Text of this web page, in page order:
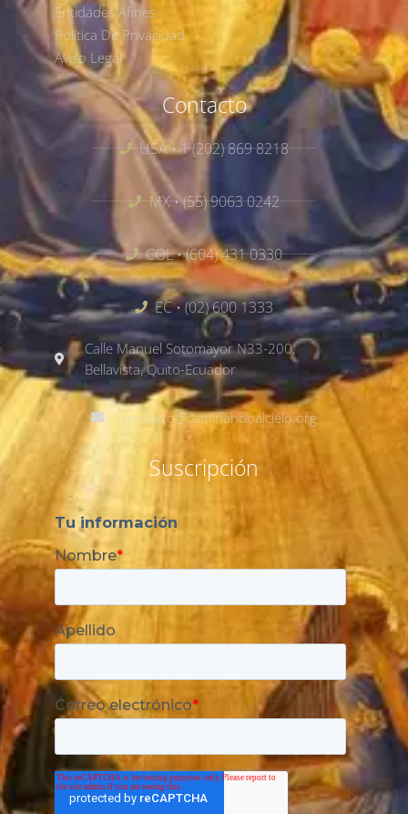
Entidades Afines
Política De Privacidad
Aviso Legal
Contacto
USA • 1 (202) 869 8218
MX • (55) 9063 0242
COL • (604) 431 0330
EC • (02) 600 1333
Calle Manuel Sotomayor N33-200,
Bellavista, Quito-Ecuador
contacto@caminandoalcielo.org
Suscripción